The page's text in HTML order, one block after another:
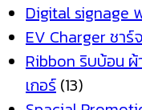
Digital signage
EV Charger ชา
Ribbon ริบบ้อน
เกอร์ (13)